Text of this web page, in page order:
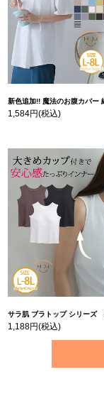
新色追加!! 魔法のお腹カバー 綿100 裾フレア Tシャツ | 大きいサイ
1,584円(税込)
サラ肌 ブラトップ シリーズ 締め付けない リブ タンクトップ | 大きい
1,188円(税込)